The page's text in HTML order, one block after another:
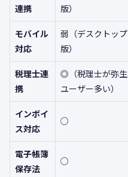
連携
版）
モバイル
対応
弱（デスクトップ
版）
税理士連
携
◎（税理士が弥生
ユーザー多い）
インボイ
ス対応
○
電子帳簿
保存法
○